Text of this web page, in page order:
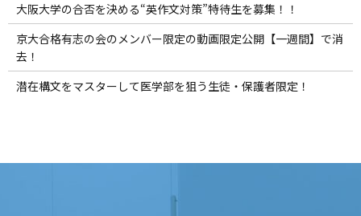
大阪大学の合否を決める“英作文対策”特待生を募集！！
京大合格有志の会のメンバー限定の動画限定公開【一週間】で消
去！
潜在構文をマスターして医学部を狙う生徒・保護者限定！